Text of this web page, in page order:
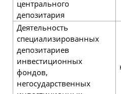
центрального
депозитария
Деятельность
специализированных
депозитариев
инвестиционных
фондов,
негосударственных